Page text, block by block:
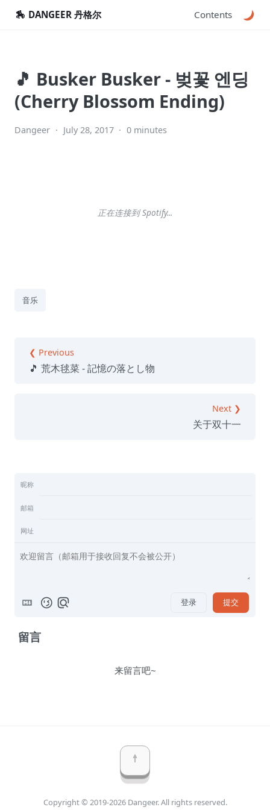
🏇 DANGEER 丹格尔 Contents
🎵 Busker Busker - 벚꽃 엔딩
(Cherry Blossom Ending)
Dangeer · July 28, 2017 · 0 minutes
正在连接到 Spotify...
音乐
❮ Previous
🎵 荒木毬菜 - 記憶の落とし物
Next ❯
关于双十一
昵称
邮箱
网址
登录 提交
留言
来留言吧~
Copyright © 2019-2026 Dangeer. All rights reserved.